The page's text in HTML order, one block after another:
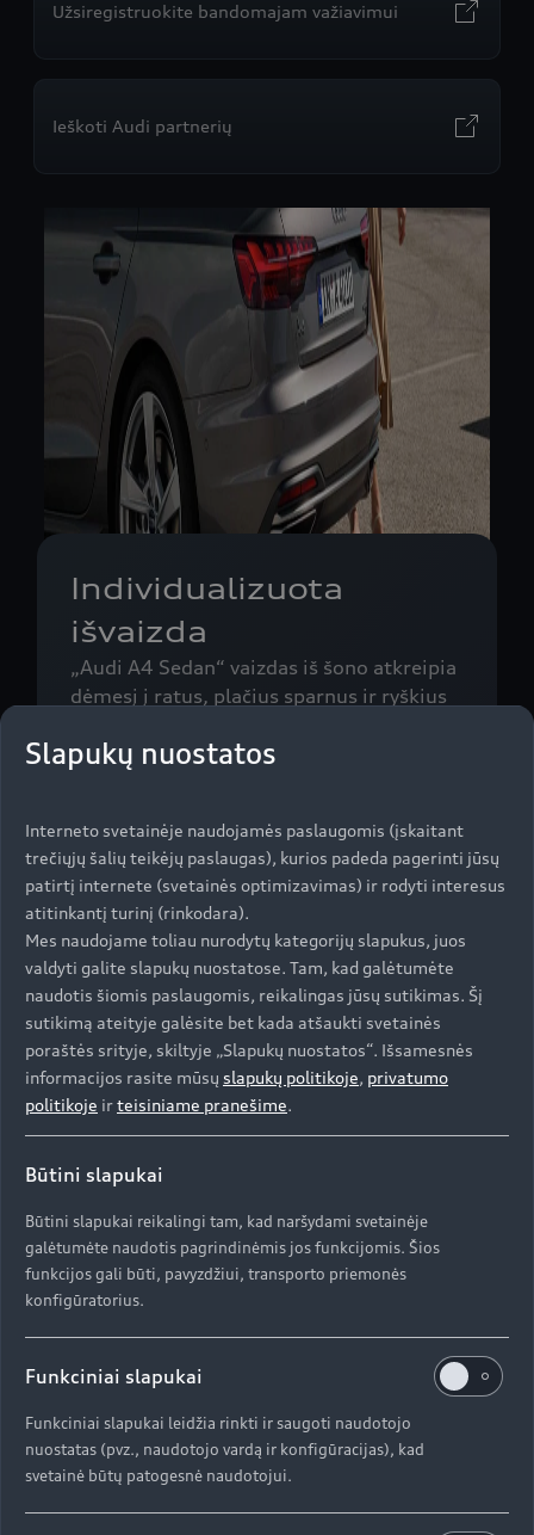
Užsiregistruokite bandomajam važiavimui
Ieškoti Audi partnerių
Individualizuota
išvaizda
„Audi A4 Sedan“ vaizdas iš šono atkreipia
dėmesį į ratus, plačius sparnus ir ryškius
žibintai sujungti tęstine chromo juostele.
užtikrina ypač sportišką išvaizdą. Gilus ir
platus „Singleframe“ priekyje, bamperis
ir plačios oro įleidimo angos sukuria
galios įspūdį.
Slapukų nuostatos
Interneto svetainėje naudojamės paslaugomis (įskaitant
trečiųjų šalių teikėjų paslaugas), kurios padeda pagerinti jūsų
patirtį internete (svetainės optimizavimas) ir rodyti interesus
atitinkantį turinį (rinkodara).
Mes naudojame toliau nurodytų kategorijų slapukus, juos
valdyti galite slapukų nuostatose. Tam, kad galėtumėte
naudotis šiomis paslaugomis, reikalingas jūsų sutikimas. Šį
sutikimą ateityje galėsite bet kada atšaukti svetainės
poraštės srityje, skiltyje „Slapukų nuostatos“. Išsamesnės
informacijos rasite mūsų slapukų politikoje, privatumo
politikoje irteisiniame pranešime.
Būtini slapukai
Būtini slapukai reikalingi tam, kad naršydami svetainėje
galėtumėte naudotis pagrindinėmis jos funkcijomis. Šios
funkcijos gali būti, pavyzdžiui, transporto priemonės
konfigūratorius.
Funkciniai slapukai
Funkciniai slapukai leidžia rinkti ir saugoti naudotojo
nuostatas (pvz., naudotojo vardą ir konfigūracijas), kad
svetainė būtų patogesnė naudotojui.